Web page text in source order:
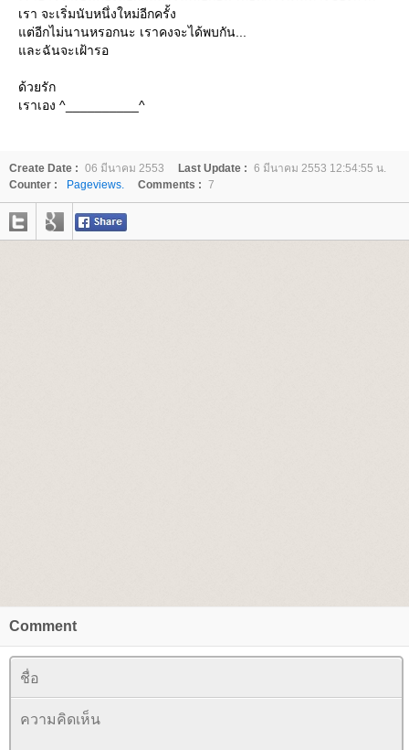
เรา จะเริ่มนับหนึ่งใหม่อีกครั้ง
ต่อีกไม่นานหรอกนะ เราคงจะได้พบกัน...
ละฉันจะเฝ้ารอ
ด้วยรัก
เราเอง ^__________^
Create Date : 06 มีนาคม 2553 Last Update : 6 มีนาคม 2553 12:54:55 น.
Counter :
Pageviews. Comments : 7
Comment